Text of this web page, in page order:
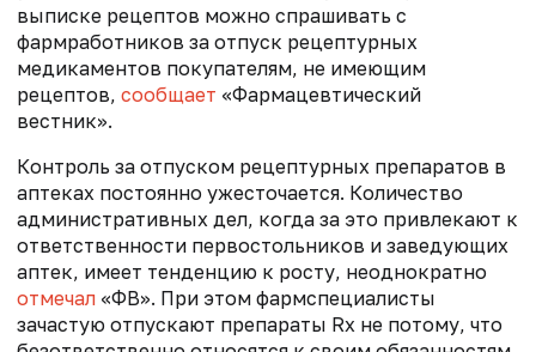
выписке рецептов можно спрашивать с
фармработников за отпуск рецептурных
медикаментов покупателям, не имеющим
рецептов, сообщает «Фармацевтический
вестник».
Контроль за отпуском рецептурных препаратов в
аптеках постоянно ужесточается. Количество
административных дел, когда за это привлекают к
ответственности первостольников и заведующих
аптек, имеет тенденцию к росту, неоднократно
отмечал «ФВ». При этом фармспециалисты
зачастую отпускают препараты Rx не потому, что